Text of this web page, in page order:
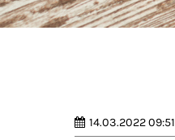
14.03.2022 09:51